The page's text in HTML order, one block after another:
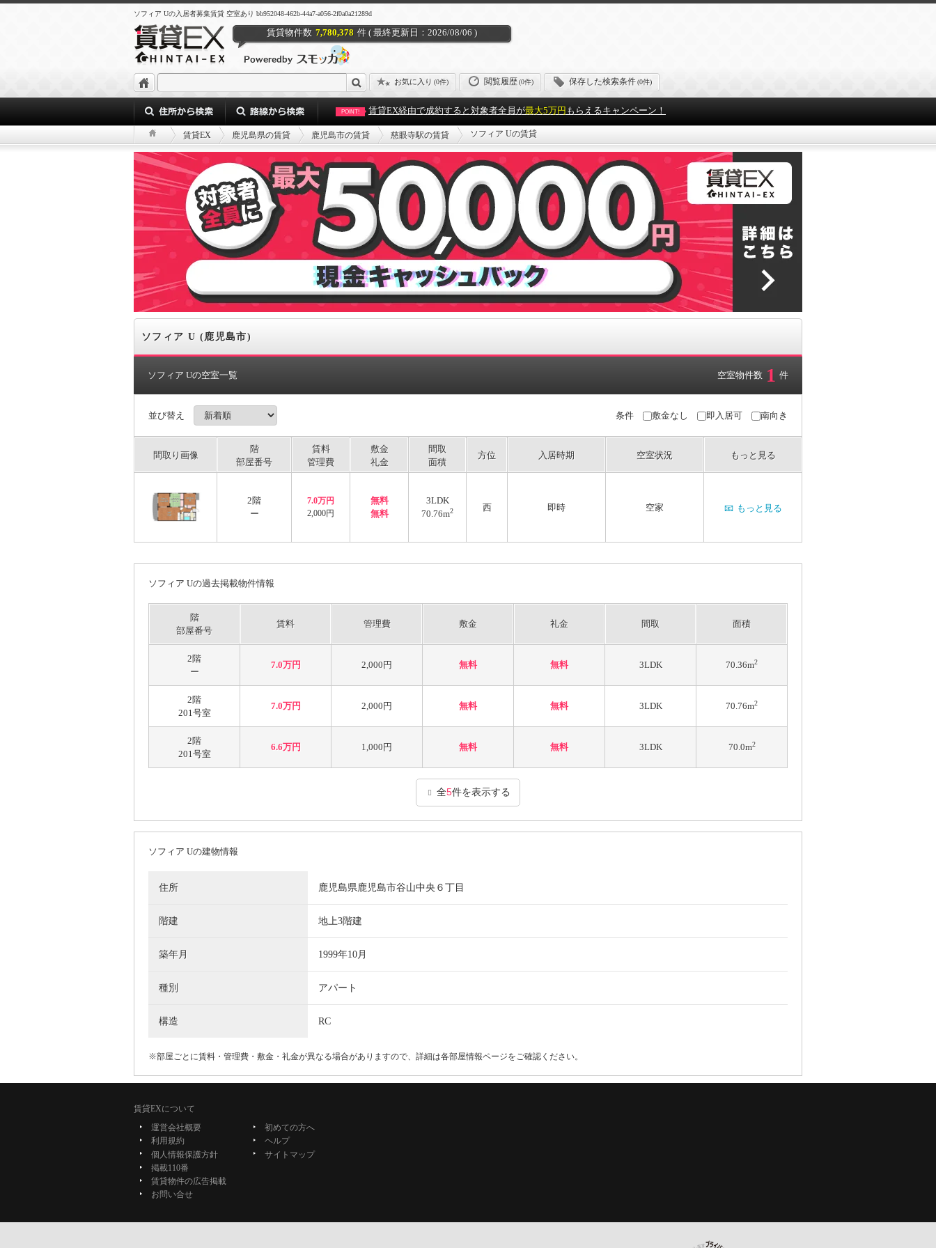
ソフィア Uの入居者募集賃貸 空室あり bb952048-462b-44a7-a056-2f0a0a21289d
賃貸物件数 7,780,378 件 ( 最終更新日：2026/08/06 )
お気に入り (0件) 閲覧履歴(0件) 保存した検索条件(0件)
POINT! 賃貸EX経由で成約すると対象者全員が最大5万円 もらえるキャンペーン！
賃貸EX 鹿児島県の賃貸 鹿児島市の賃貸 慈眼寺駅の賃貸 ソフィア Uの賃貸
ソフィア U (鹿児島市)
ソフィア Uの空室一覧 空室物件数 1 件
並び替え 条件 敷金なし 即入居可 南向き
間取り画像
階
部屋番号
賃料
管理費
敷金
礼金
間取
面積
方位 入居時期 空室状況 もっと見る
2階
ー
7.0万円
2,000円
無料
無料
3LDK
70.76m2 西 即時 空家 📧 もっと見る
ソフィア Uの過去掲載物件情報
階
部屋番号
賃料 管理費 敷金 礼金 間取 面積
2階
ー
7.0万円 2,000円 無料 無料 3LDK 70.36m2
2階
201号室
7.0万円 2,000円 無料 無料 3LDK 70.76m2
2階
201号室
6.6万円 1,000円 無料 無料 3LDK 70.0m2
全5件を表示する
ソフィア Uの建物情報
住所 鹿児島県鹿児島市谷山中央６丁目
階建 地上3階建
築年月 1999年10月
種別 アパート
構造 RC
※部屋ごとに賃料・管理費・敷金・礼金が異なる場合がありますので、詳細は各部屋情報ページをご確認ください。
賃貸EXについて
運営会社概要
利用規約
個人情報保護方針
掲載110番
賃貸物件の広告掲載
お問い合せ
初めての方へ
ヘルプ
サイトマップ